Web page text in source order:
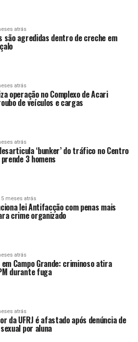
atrás
são agredidas dentro de creche em
atrás
operação no Complexo de Acari
de veículos e cargas
atrás
‘bunker’ do tráfico no Centro
3 homens
5 meses atrás
lei Antifacção com penas mais
crime organizado
atrás
Campo Grande: criminoso atira
durante fuga
atrás
da UFRJ é afastado após denúncia de
por aluna